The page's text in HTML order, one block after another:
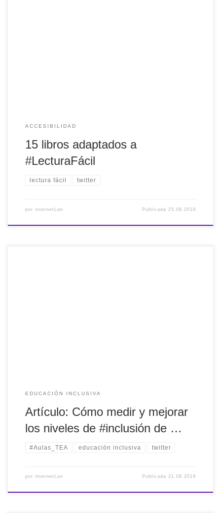
ACCESIBILIDAD
15 libros adaptados a
#LecturaFácil
lectura fácil twitter
por internetLan Publicada 25.08.2019
EDUCACIÓN INCLUSIVA
Artículo: Cómo medir y mejorar
los niveles de #inclusión de …
#Aulas_TEA educación inclusiva twitter
por internetLan Publicada21.08.2019